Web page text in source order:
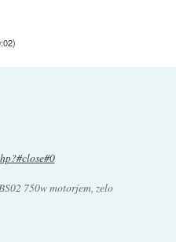
)
750w motorjem, zelo